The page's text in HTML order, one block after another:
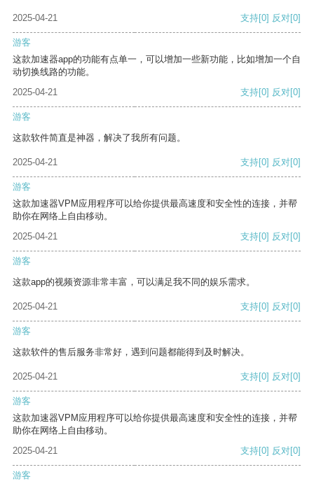
2025-04-21 支持[0] 反对[0]
游客
这款加速器app的功能有点单一，可以增加一些新功能，比如增加一个自
动切换线路的功能。
2025-04-21
支持[0] 反对[0]
游客
这款软件简直是神器，解决了我所有问题。
2025-04-21 支持[0] 反对[0]
游客
这款加速器VPM应用程序可以给你提供最高速度和安全性的连接，并帮
助你在网络上自由移动。
2025-04-21
支持[0] 反对[0]
游客
这款app的视频资源非常丰富，可以满足我不同的娱乐需求。
2025-04-21 支持[0] 反对[0]
游客
这款软件的售后服务非常好，遇到问题都能得到及时解决。
2025-04-21 支持[0] 反对[0]
游客
这款加速器VPM应用程序可以给你提供最高速度和安全性的连接，并帮
助你在网络上自由移动。
2025-04-21
支持[0] 反对[0]
游客